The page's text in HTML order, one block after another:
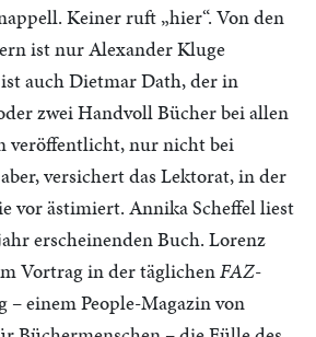
Keiner ruft „hier“. Von den
ist nur Alexander Kluge
auch Dietmar Dath, der in
zwei Handvoll Bücher bei allen
veröffentlicht, nur nicht bei
versichert das Lektorat, in der
vor ästimiert. Annika Scheffel liest
erscheinenden Buch. Lorenz
Vortrag in der täglichenFAZ-
– einem People-Magazin von